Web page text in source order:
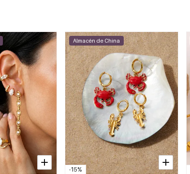
-15%
Almacén de China